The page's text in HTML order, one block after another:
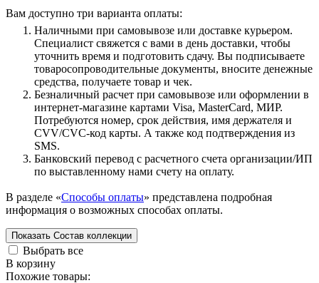
Вам доступно три варианта оплаты:
Наличными при самовывозе или доставке курьером.
Специалист свяжется с вами в день доставки, чтобы
уточнить время и подготовить сдачу. Вы подписываете
товаросопроводительные документы, вносите денежные
средства, получаете товар и чек.
Безналичный расчет при самовывозе или оформлении в
интернет-магазине картами Visa, MasterCard, МИР.
Потребуются номер, срок действия, имя держателя и
CVV/CVC-код карты. А также код подтверждения из
SMS.
Банковский перевод с расчетного счета организации/ИП
по выставленному нами счету на оплату.
В разделе «Способы оплаты» представлена подробная
информация о возможных способах оплаты.
Показать Состав коллекции
Выбрать все
В корзину
Похожие товары: